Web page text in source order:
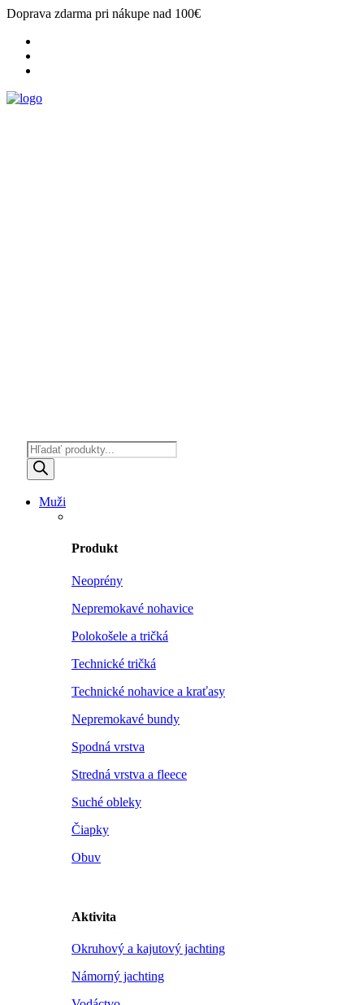
Doprava zdarma pri nákupe nad 100€
Products
search
Muži
Produkt
Neoprény
Nepremokavé nohavice
Polokošele a tričká
Technické tričká
Technické nohavice a kraťasy
Nepremokavé bundy
Spodná vrstva
Stredná vrstva a fleece
Suché obleky
Čiapky
Obuv
Aktivita
Okruhový a kajutový jachting
Námorný jachting